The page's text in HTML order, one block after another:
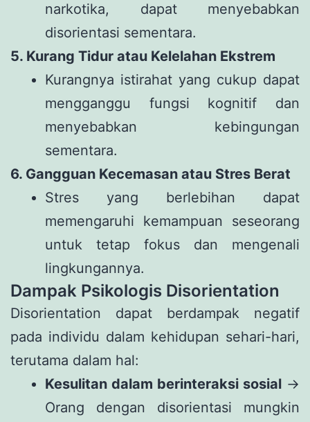
narkotika, dapat menyebabkan
disorientasi sementara.
5. Kurang Tidur atau Kelelahan Ekstrem
Kurangnya istirahat yang cukup dapat
mengganggu fungsi kognitif dan
menyebabkan kebingungan
sementara.
6. Gangguan Kecemasan atau Stres Berat
Stres yang berlebihan dapat
memengaruhi kemampuan seseorang
untuk tetap fokus dan mengenali
lingkungannya.
Dampak Psikologis Disorientation
Disorientation dapat berdampak negatif
pada individu dalam kehidupan sehari-hari,
terutama dalam hal:
Kesulitan dalam berinteraksi sosial →
Orang dengan disorientasi mungkin